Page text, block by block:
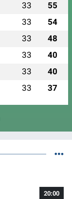
33 55
33 54
33 48
33 40
33 40
33 37
20:00